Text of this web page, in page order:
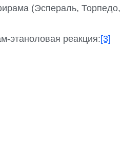
(Эспераль,
этаноловая реакция:[3]